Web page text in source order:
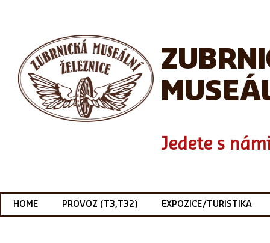
Jedete s
HOME PROVOZ (T3,T32) EXPOZICE/TURISTIKA